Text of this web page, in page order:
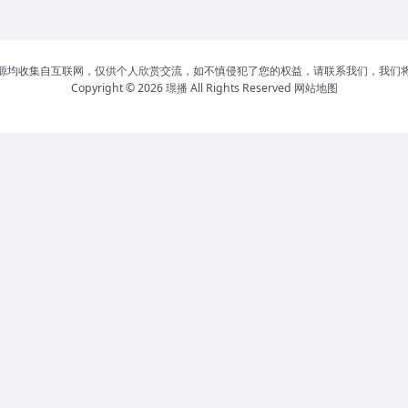
均收集自互联网，仅供个人欣赏交流，如不慎侵犯了您的权益，请联系我们，我们
Copyright © 2026璟播All Rights Reserved 网站地图